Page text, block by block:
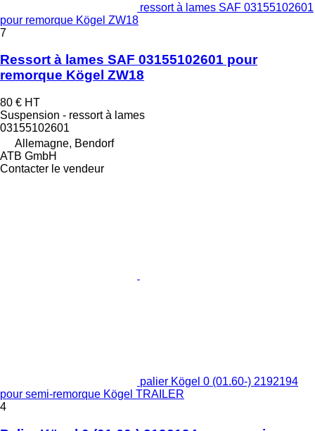
ressort à lames SAF 03155102601
pour remorque Kögel ZW18
7
Ressort à lames SAF 03155102601 pour
remorque Kögel ZW18
80 € HT
Suspension - ressort à lames
03155102601
Allemagne, Bendorf
ATB GmbH
Contacter le vendeur
palier Kögel 0 (01.60-) 2192194
pour semi-remorque Kögel TRAILER
4